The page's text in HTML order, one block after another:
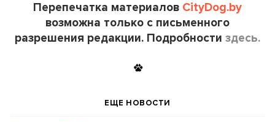
Перепечатка материалов CityDog.by
возможна только с письменного
разрешения редакции. Подробности здесь.
ЕЩЕ НОВОСТИ